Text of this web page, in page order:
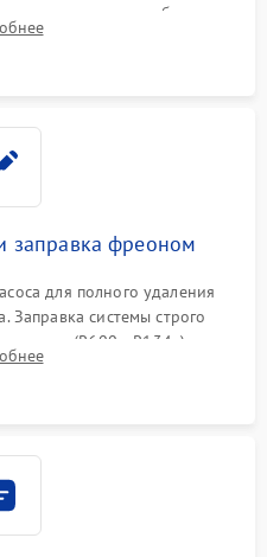
вентиляторов обдува,
дверных петель.
заправка фреоном
для полного удаления
Заправка системы строго
(R600a, R134a) по
давления в системе.